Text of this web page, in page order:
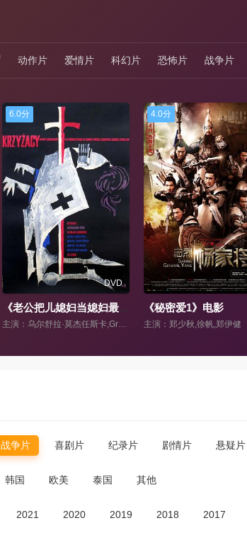
动作片 爱情片 科幻片 恐怖片 战争片
4.0分
HD
《秘密爱1》电影
主演：郑少秋,徐帆,郑伊健
8.0分
《九九9》高清
战争片 喜剧片 纪录片 剧情片 悬疑片
韩国 欧美 泰国 其他
2021 2020 2019 2018 2017